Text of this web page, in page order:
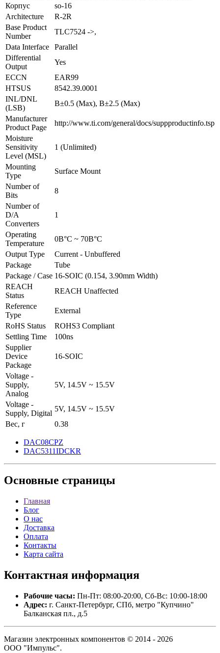
Корпус
so-16
Architecture
R-2R
Base Product
Number
TLC7524 ->,
Data Interface
Parallel
Differential
Output
Yes
ECCN
EAR99
HTSUS
8542.39.0001
INL/DNL
(LSB)
В±0.5 (Max), В±2.5 (Max)
Manufacturer
Product Page
http://www.ti.com/general/docs/suppproductinfo.tsp
Moisture
Sensitivity
Level (MSL)
1 (Unlimited)
Mounting
Type
Surface Mount
Number of
Bits
8
Number of
D/A
Converters
1
Operating
Temperature
0В°C ~ 70В°C
Output Type
Current - Unbuffered
Package
Tube
Package / Case 16-SOIC (0.154, 3.90mm Width)
REACH
Status
REACH Unaffected
Reference
Type
External
RoHS Status
ROHS3 Compliant
Settling Time
100ns
Supplier
Device
Package
16-SOIC
Voltage -
Supply,
Analog
5V, 14.5V ~ 15.5V
Voltage -
Supply, Digital
5V, 14.5V ~ 15.5V
Вес, г
0.38
DAC08CPZ
DAC5311IDCKR
Основные страницы
Главная
Блог
О нас
Доставка
Оплата
Контакты
Карта сайта
Контактная информация
Рабочие часы: Пн-Пт: 08:00-20:00, Сб-Вс: 10:00-18:00
Адрес: г. Санкт-Петербург, СПб, метро "Купчино"
Балканская пл., д.5
Магазин электронных компонентов © 2014 - 2026
ООО "Импульс".